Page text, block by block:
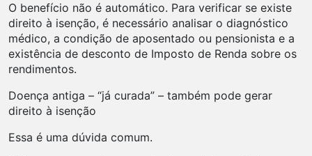
O benefício não é automático. Para verificar se existe
direito à isenção, é necessário analisar o diagnóstico
médico, a condição de aposentado ou pensionista e a
existência de desconto de Imposto de Renda sobre os
rendimentos.
Doença antiga – “já curada” – também pode gerar
direito à isenção
Essa é uma dúvida comum.